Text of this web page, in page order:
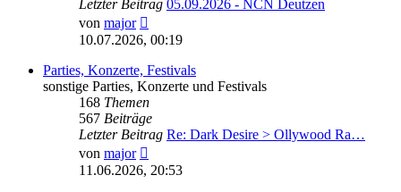
Letzter Beitrag 05.09.2026 - NCN Deutzen
von major
Beitrag
10.07.2026, 00:19
Parties, Konzerte, Festivals
sonstige Parties, Konzerte und Festivals
168 Themen
567 Beiträge
Letzter Beitrag Re: Dark Desire > Ollywood Ra…
von major
Beitrag
11.06.2026, 20:53